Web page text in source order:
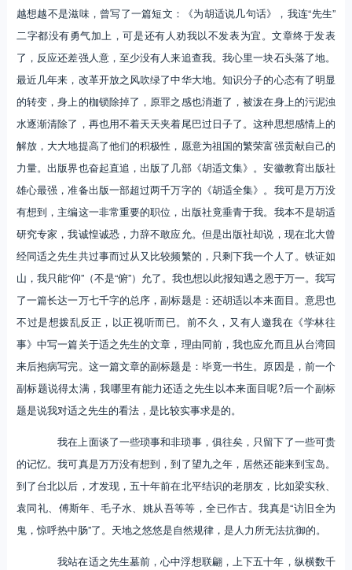
越想越不是滋味，曾写了一篇短文：《为胡适说几句话》，我连“先生”
二字都没有勇气加上，可是还有人劝我以不发表为宜。文章终于发表
了，反应还差强人意，至少没有人来追查我。我心里一块石头落了地。
最近几年来，改革开放之风吹绿了中华大地。知识分子的心态有了明显
的转变，身上的枷锁除掉了，原罪之感也消逝了，被泼在身上的污泥浊
水逐渐清除了，再也用不着天天夹着尾巴过日子了。这种思想感情上的
解放，大大地提高了他们的积极性，愿意为祖国的繁荣富强贡献自己的
力量。出版界也奋起直追，出版了几部《胡适文集》。安徽教育出版社
雄心最强，准备出版一部超过两千万字的《胡适全集》。我可是万万没
有想到，主编这一非常重要的职位，出版社竟垂青于我。我本不是胡适
研究专家，我诚惶诚恐，力辞不敢应允。但是出版社却说，现在北大曾
经同适之先生共过事而过从又比较频繁的，只剩下我一个人了。铁证如
山，我只能“仰”（不是“俯”）允了。我也想以此报知遇之恩于万一。我写
了一篇长达一万七千字的总序，副标题是：还胡适以本来面目。意思也
不过是想拨乱反正，以正视听而已。前不久，又有人邀我在《学林往
事》中写一篇关于适之先生的文章，理由同前，我也应允而且从台湾回
来后抱病写完。这一篇文章的副标题是：毕竟一书生。原因是，前一个
副标题说得太满，我哪里有能力还适之先生以本来面目呢?后一个副标
题是说我对适之先生的看法，是比较实事求是的。
我在上面谈了一些琐事和非琐事，俱往矣，只留下了一些可贵
的记忆。我可真是万万没有想到，到了望九之年，居然还能来到宝岛。
到了台北以后，才发现，五十年前在北平结识的老朋友，比如梁实秋、
袁同礼、傅斯年、毛子水、姚从吾等等，全已作古。我真是“访旧全为
鬼，惊呼热中肠”了。天地之悠悠是自然规律，是人力所无法抗御的。
我站在适之先生墓前，心中浮想联翩，上下五十年，纵横数千